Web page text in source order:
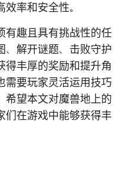
率和安全性。
有趣且具有挑战性的任
、解开谜题、击败守护
得丰厚的奖励和提升角
需要玩家灵活运用技巧
希望本文对魔兽地上的
们在游戏中能够获得丰